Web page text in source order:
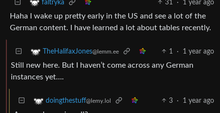
faltryka 31 · 1 year ago
Haha I wake up pretty early in the US and see a lot of the
German content. I have learned a lot about tables recently.
TheHalifaxJones@lemm.ee 1 · 1 year ago
Still new here. But I haven’t come across any German
instances yet….
doingthestuff@lemy.lol 3 · 1 year ago